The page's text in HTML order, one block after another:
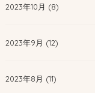
2023年10月 (8)
2023年9月 (12)
2023年8月 (11)